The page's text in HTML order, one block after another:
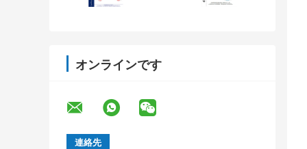
オンラインです